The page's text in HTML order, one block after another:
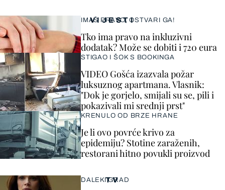
VIJESTI
IMAŠ PRAVO, OSTVARI GA!
Tko ima pravo na inkluzivni
dodatak? Može se dobiti i 720 eura
STIGAO I ŠOK S BOOKINGA
VIDEO Gošća izazvala požar
luksuznog apartmana. Vlasnik:
"Dok je gorjelo, smijali su se, pili i
pokazivali mi srednji prst"
KRENULO OD BRZE HRANE
Je li ovo povrće krivo za
epidemiju? Stotine zaraženih,
restorani hitno povukli proizvod
TV
DALEKI GRAD